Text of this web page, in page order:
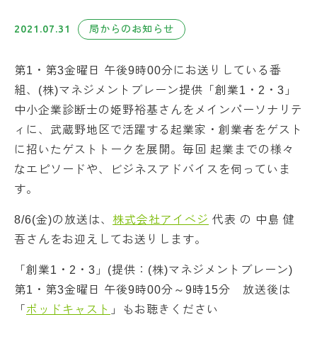
2021.07.31 局からのお知らせ
第1・第3金曜日 午後9時00分にお送りしている番
組、(株)マネジメントブレーン提供「創業1・2・3」
中小企業診断士の姫野裕基さんをメインパーソナリテ
ィに、武蔵野地区で活躍する起業家・創業者をゲスト
に招いたゲストトークを展開。毎回 起業までの様々
なエピソードや、ビジネスアドバイスを伺っていま
す。
8/6(金)の放送は、 株式会社アイベジ 代表 の 中島 健
吾さんをお迎えしてお送りします。
「創業1・2・3」(提供：(株)マネジメントブレーン)
第1・第3金曜日 午後9時00分～9時15分 放送後は
「 ポッドキャスト 」もお聴きください